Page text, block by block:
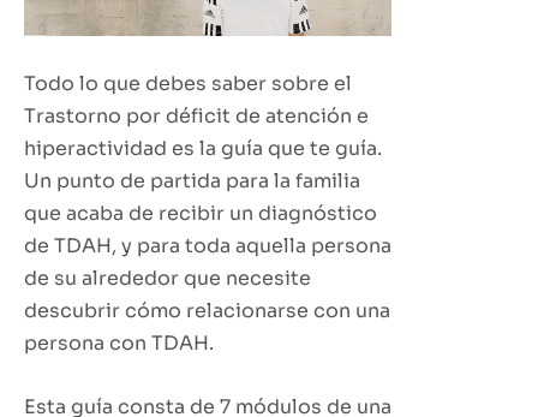
Todo lo que debes saber sobre el
Trastorno por déficit de atención e
hiperactividad es la guía que te guía.
Un punto de partida para la familia
que acaba de recibir un diagnóstico
de TDAH, y para toda aquella persona
de su alrededor que necesite
descubrir cómo relacionarse con una
persona con TDAH.
Esta guía consta de 7 módulos de una